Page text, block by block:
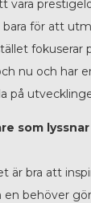
vara
för att
fokuserar
nu och har
på
som
är bra att
behöver